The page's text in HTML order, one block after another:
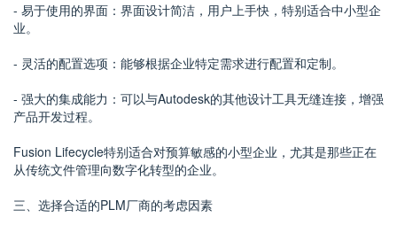
- 易于使用的界面：界面设计简洁，用户上手快，特别适合中小型企
业。
- 灵活的配置选项：能够根据企业特定需求进行配置和定制。
- 强大的集成能力：可以与Autodesk的其他设计工具无缝连接，增强
产品开发过程。
Fusion Lifecycle特别适合对预算敏感的小型企业，尤其是那些正在
从传统文件管理向数字化转型的企业。
三、选择合适的PLM厂商的考虑因素